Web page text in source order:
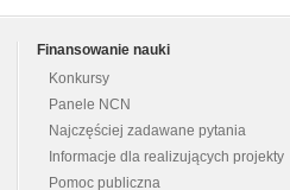
Finansowanie nauki
Konkursy
Panele NCN
Najczęściej zadawane pytania
Informacje dla realizujących projekty
Pomoc publiczna